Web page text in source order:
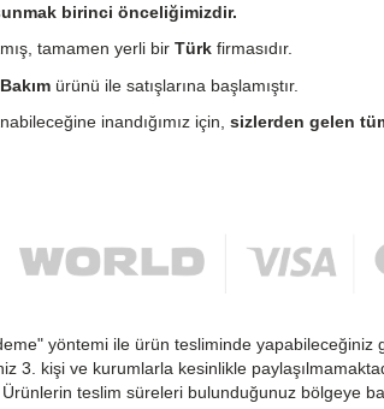
birinci önceliğimizdir.
tamamen yerli bir Türk firmasıdır.
ürünü ile satışlarına başlamıştır.
inandığımız için, sizlerden gelen
yöntemi ile ürün tesliminde yapabileceğiniz
3. kişi ve kurumlarla kesinlikle
teslim süreleri bulunduğunuz bölgeye